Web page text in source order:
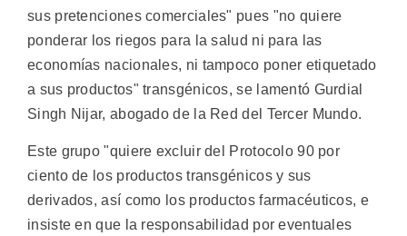
sus pretenciones comerciales" pues "no quiere
ponderar los riegos para la salud ni para las
economías nacionales, ni tampoco poner etiquetado
a sus productos" transgénicos, se lamentó Gurdial
Singh Nijar, abogado de la Red del Tercer Mundo.
Este grupo "quiere excluir del Protocolo 90 por
ciento de los productos transgénicos y sus
derivados, así como los productos farmacéuticos, e
insiste en que la responsabilidad por eventuales